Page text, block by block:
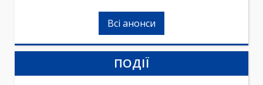
Всі анонси
ПОДІЇ